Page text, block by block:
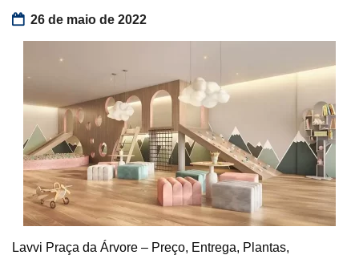
26 de maio de 2022
Lavvi Praça da Árvore – Preço, Entrega, Plantas,